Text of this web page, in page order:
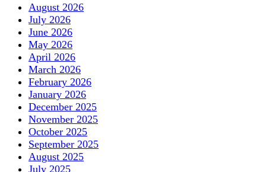
August 2026
July 2026
June 2026
May 2026
April 2026
March 2026
February 2026
January 2026
December 2025
November 2025
October 2025
September 2025
August 2025
July 2025